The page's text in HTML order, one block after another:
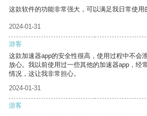
这款软件的功能非常强大，可以满足我日常使用
2024-01-31
游客
这款加速器app的安全性很高，使用过程中不会
放心。我以前使用过一些其他的加速器app，经
情况，这让我非常担心。
2024-01-31
游客